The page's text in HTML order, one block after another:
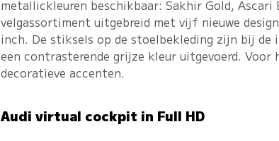
metallickleuren beschikbaar: Sakhir Gold, Ascari
velgassortiment uitgebreid met vijf nieuwe
inch. De stiksels op de stoelbekleding zijn bij de
een contrasterende grijze kleur uitgevoerd.
decoratieve accenten.
Audi virtual cockpit in Full HD